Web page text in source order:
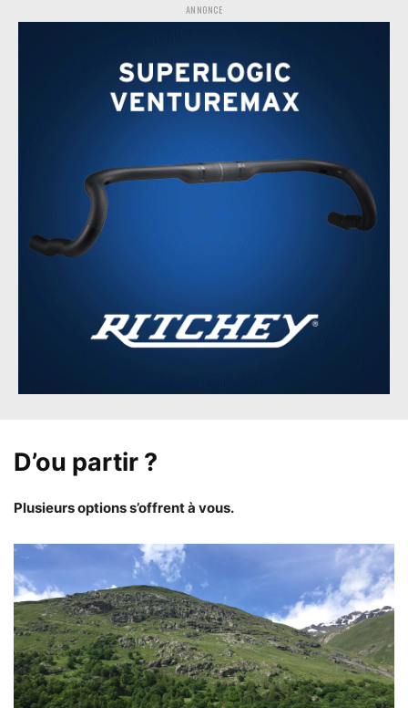
ANNONCE
D’ou partir ?
Plusieurs options s’offrent à vous.